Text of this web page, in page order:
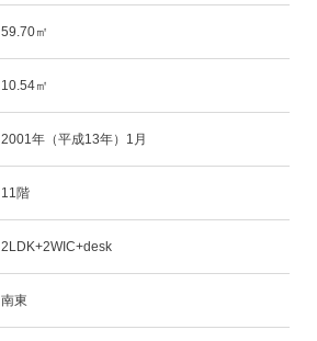
59.70㎡
10.54㎡
2001年（平成13年）1月
11階
2LDK+2WIC+desk
南東